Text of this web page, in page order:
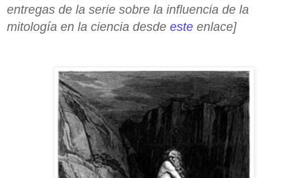
entregas de la serie sobre la influencia de la
mitología en la ciencia desde este enlace]